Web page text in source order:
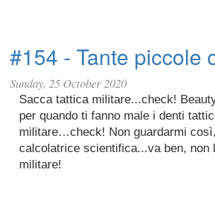
#154 - Tante piccole
Sunday, 25 October 2020
Sacca tattica militare...check!
per quando ti fanno male i denti
militare…check! Non guardarmi
calcolatrice scientifica...va ben,
militare!